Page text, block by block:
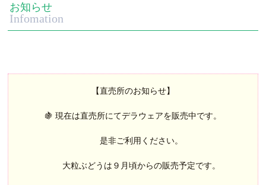
Infomation
お知らせ
【直売所のお知らせ】
🍇 現在は直売所にてデラウェアを販売中です。
是非ご利用ください。
大粒ぶどうは９月頃からの販売予定です。